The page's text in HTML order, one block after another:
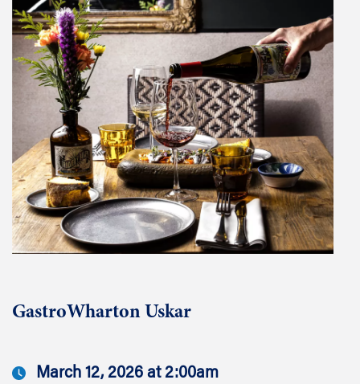
GastroWharton Uskar
March 12, 2026 at 2:00am